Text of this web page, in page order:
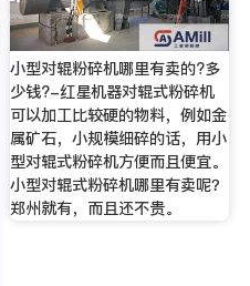
小型对辊粉碎机哪里有卖的?多
少钱?-红星机器对辊式粉碎机
可以加工比较硬的物料，例如金
属矿石，小规模细碎的话，用小
型对辊式粉碎机方便而且便宜。
小型对辊式粉碎机哪里有卖呢？
郑州就有，而且还不贵。